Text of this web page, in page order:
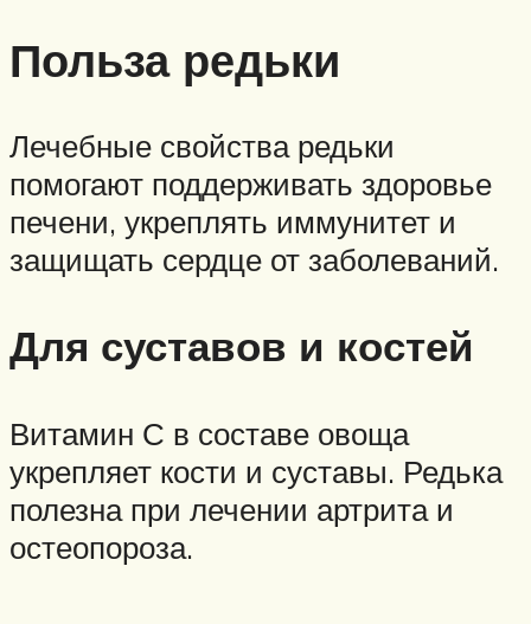
Польза редьки
Лечебные свойства редьки
помогают поддерживать здоровье
печени, укреплять иммунитет и
защищать сердце от заболеваний.
Для суставов и костей
Витамин С в составе овоща
укрепляет кости и суставы. Редька
полезна при лечении артрита и
остеопороза.